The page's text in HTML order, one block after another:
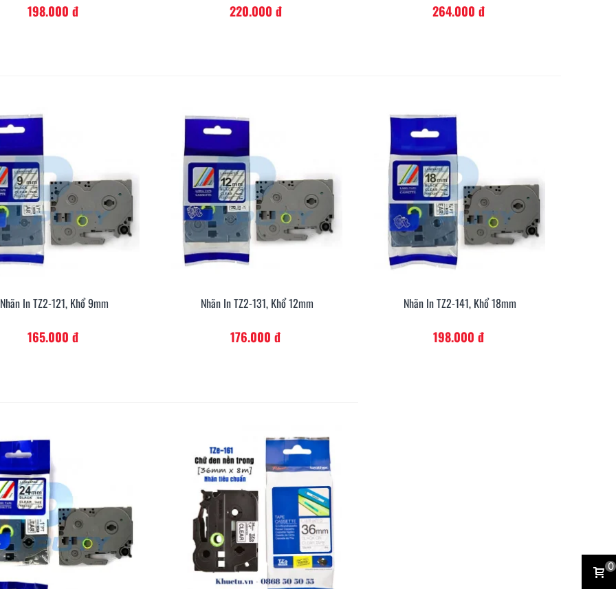
198.000 đ 220.000 đ 264.000 đ
Xem Nhanh
Nhãn In TZ2-121, Khổ 9mm
165.000 đ
Xem Nhanh
Nhãn In TZ2-131, Khổ 12mm
176.000 đ
Xem Nhanh
Nhãn In TZ2-141, Khổ 18mm
198.000 đ
0